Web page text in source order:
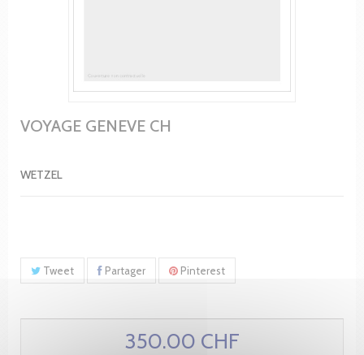
VOYAGE GENEVE CH
WETZEL
Tweet Partager Pinterest
350.00 CHF